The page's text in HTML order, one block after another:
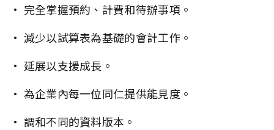
• 完全掌握預約、計費和待辦事項。
• 減少以試算表為基礎的會計工作。
• 延展以支援成長。
• 為企業內每一位同仁提供能見度。
• 調和不同的資料版本。